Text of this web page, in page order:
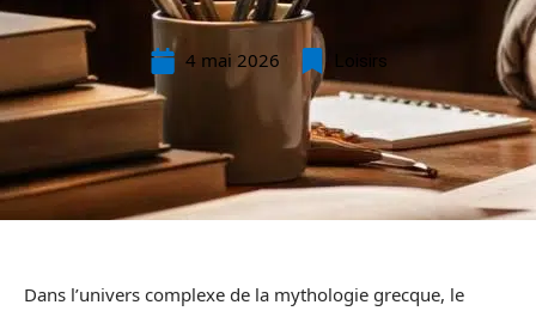
4 mai 2026 Loisirs
Dans l’univers complexe de la mythologie grecque, le